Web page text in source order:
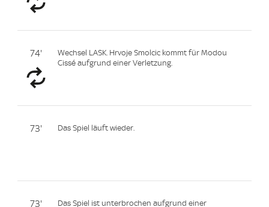
74'
Wechsel LASK. Hrvoje Smolcic kommt für Modou
Cissé aufgrund einer Verletzung.
73' Das Spiel läuft wieder.
73'
Das Spiel ist unterbrochen aufgrund einer